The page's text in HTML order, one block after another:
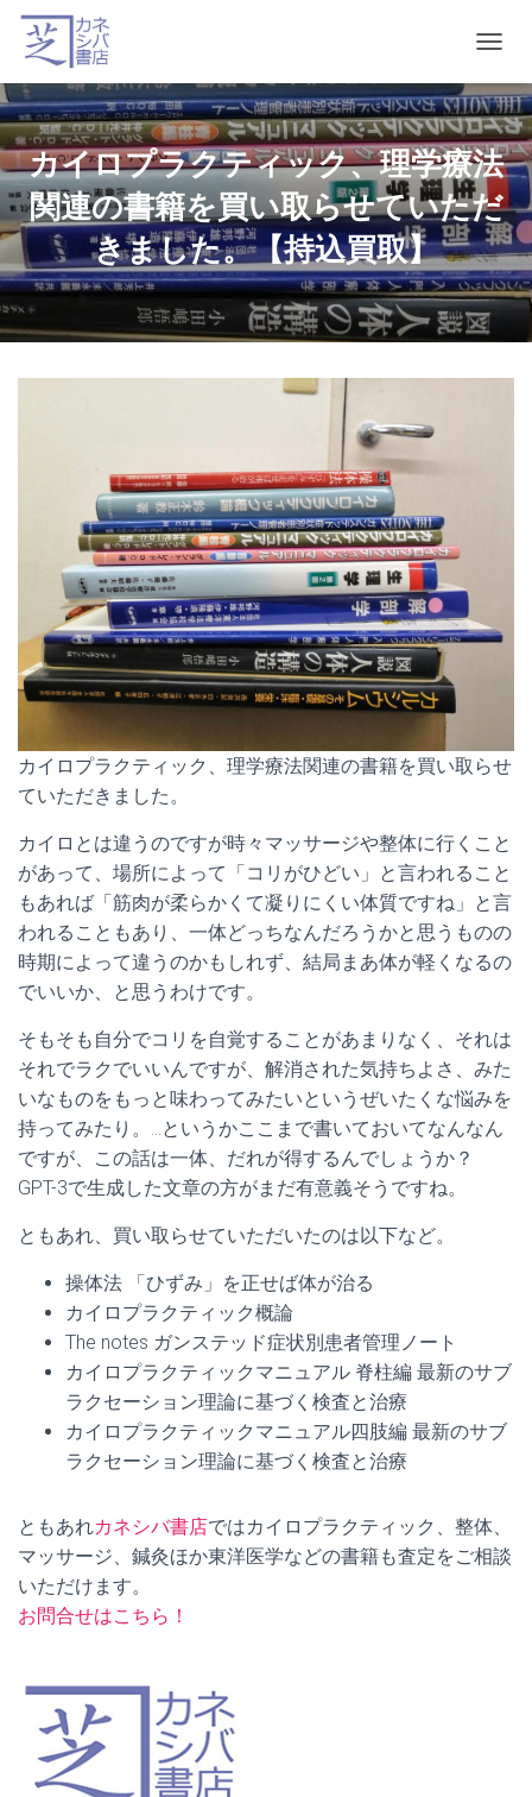
O
G
G
L
E
N
A
V
I
G
A
T
O
カイロプラクティック、理学療法
関連の書籍を買い取らせていただ
きました。【持込買取】
カイロプラクティック、理学療法関連の書籍を買い取らせ
ていただきました。
カイロとは違うのですが時々マッサージや整体に行くこと
があって、場所によって「コリがひどい」と言われること
もあれば「筋肉が柔らかくて凝りにくい体質ですね」と言
われることもあり、一体どっちなんだろうかと思うものの
時期によって違うのかもしれず、結局まあ体が軽くなるの
でいいか、と思うわけです。
そもそも自分でコリを自覚することがあまりなく、それは
それでラクでいいんですが、解消された気持ちよさ、みた
いなものをもっと味わってみたいというぜいたくな悩みを
持ってみたり。…というかここまで書いておいてなんなん
ですが、この話は一体、だれが得するんでしょうか？
GPT-3で生成した文章の方がまだ有意義そうですね。
ともあれ、買い取らせていただいたのは以下など。
操体法 「ひずみ」を正せば体が治る
カイロプラクティック概論
The notes ガンステッド症状別患者管理ノート
カイロプラクティックマニュアル 脊柱編 最新のサブ
ラクセーション理論に基づく検査と治療
カイロプラクティックマニュアル四肢編 最新のサブ
ラクセーション理論に基づく検査と治療
ともあれカネシバ書店ではカイロプラクティック、整体、
マッサージ、鍼灸ほか東洋医学などの書籍も査定をご相談
いただけます。
お問合せはこちら！